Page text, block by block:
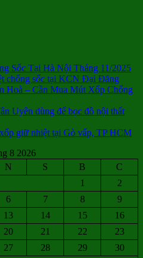
Sốc Tại Hà Nội Tháng 11/2025
chống sốc tại KCN Đại Đăng
Hoà – Cần Mua Mút Xốp Chống
Uyên dùng để bọc đồ nội thất
giữ nhiệt tại Gò vấp, TP HCM
8 2026
N S B
C
1
2
6 7 8
9
13 14 15
16
20 21 22
23
27 28 29
30